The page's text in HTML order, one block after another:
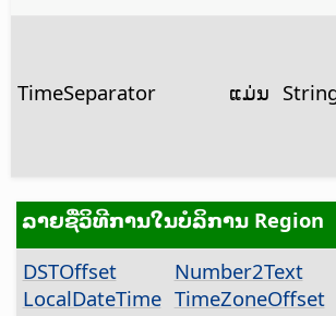
TimeSeparator ແມ່ນ
ລາຍຊື່ວິທີການໃນບໍລິການ Region
DSTOffset
LocalDateTime
Number2Text
TimeZoneOffset